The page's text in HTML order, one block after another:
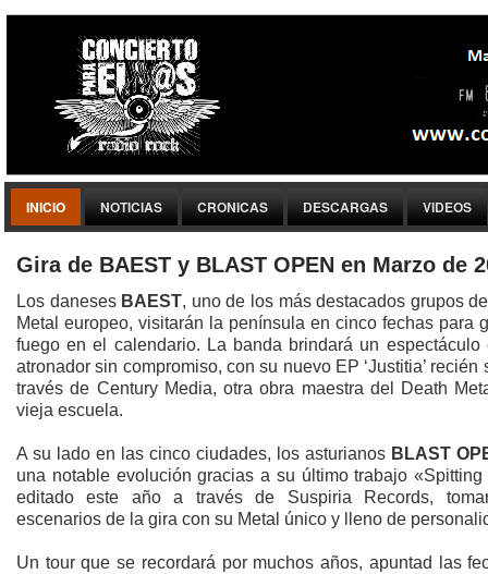
INICIO NOTICIAS CRONICAS DESCARGAS VIDEOS
Gira de BAEST y BLAST OPEN en Marzo de
Los daneses BAEST, uno de los más destacados grupos
Metal europeo, visitarán la península en cinco fechas para
fuego en el calendario. La banda brindará un espectáculo
atronador sin compromiso, con su nuevo EP ‘Justitia’ recién
través de Century Media, otra obra maestra del Death
vieja escuela.
A su lado en las cinco ciudades, los asturianos BLAST
una notable evolución gracias a su último trabajo «Spitting
editado este año a través de Suspiria Records,
escenarios de la gira con su Metal único y lleno de
Un tour que se recordará por muchos años, apuntad las